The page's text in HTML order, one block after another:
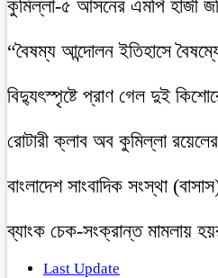
কুমিল্লা-৫ আসনের এমপি হাজী
“বৈষম্য আন্দোলন ইতিহাসে
বিদ্যুৎস্পৃষ্টে প্রাণ গেল দুই
রোটারী ক্লাব অব কুমিল্লা
বাংলাদেশ সাংবাদিক সংস্থা
ব্যাংক চেক-সংক্রান্ত মামলায়
Last Update